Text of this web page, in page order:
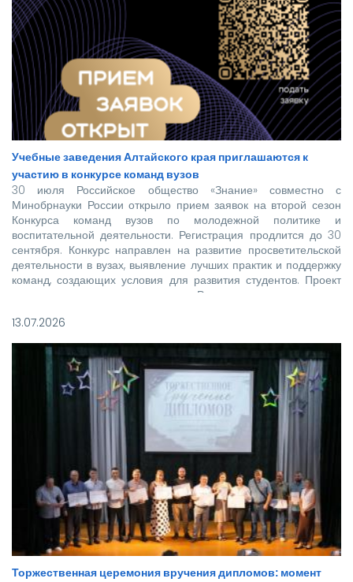
Учебные заведения Алтайского края приглашаются к
участию в конкурсе команд вузов
30 июля Российское общество «Знание» совместно с
Минобрнауки России открыло прием заявок на второй сезон
Конкурса команд вузов по молодежной политике и
воспитательной деятельности. Регистрация продлится до 30
сентября. Конкурс направлен на развитие просветительской
деятельности в вузах, выявление лучших практик и поддержку
команд, создающих условия для развития студентов. Проект
реализуется при поддержке Росмолодежи в рамках
13.07.2026
Торжественная церемония вручения дипломов: момент